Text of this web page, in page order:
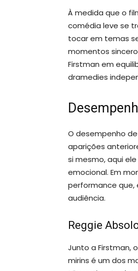
À medida que o
comédia leve se
tocar em temas
momentos
Firstman em
dramedies
O desempenho
aparições
si mesmo, aqui
emocional. Em
performance que,
audiência.
Reggie
Junto a Firstman,
mirins é um dos